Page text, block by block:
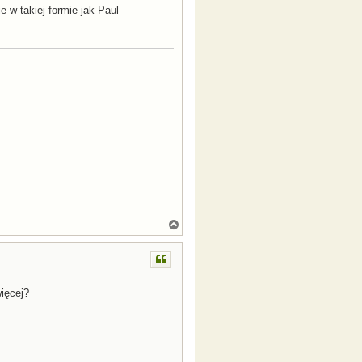
w takiej formie jak Paul
a
g